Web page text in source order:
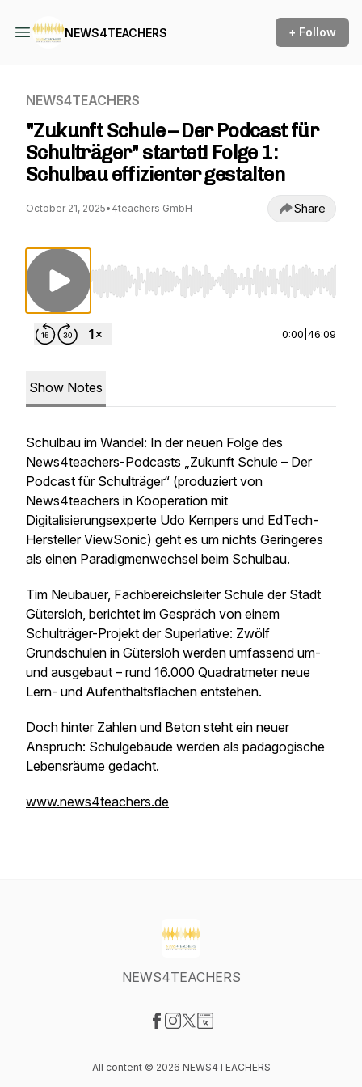
NEWS4TEACHERS + Follow
NEWS4TEACHERS
"Zukunft Schule – Der Podcast für
Schulträger" startet! Folge 1:
Schulbau effizienter gestalten
October 21, 2025• 4teachers GmbH Share
Use Left/Right to seek, Home/End to jump to
0:00 46:09
Show Notes
Schulbau im Wandel: In der neuen Folge des
News4teachers-Podcasts „Zukunft Schule – Der
Podcast für Schulträger“ (produziert von
News4teachers in Kooperation mit
Digitalisierungsexperte Udo Kempers und EdTech-
Hersteller ViewSonic) geht es um nichts Geringeres
als einen Paradigmenwechsel beim Schulbau.
Tim Neubauer, Fachbereichsleiter Schule der Stadt
Gütersloh, berichtet im Gespräch von einem
Schulträger-Projekt der Superlative: Zwölf
Grundschulen in Gütersloh werden umfassend um-
und ausgebaut – rund 16.000 Quadratmeter neue
Lern- und Aufenthaltsflächen entstehen.
Doch hinter Zahlen und Beton steht ein neuer
Anspruch: Schulgebäude werden als pädagogische
Lebensräume gedacht.
www.news4teachers.de
NEWS4TEACHERS
All content © 2026 NEWS4TEACHERS